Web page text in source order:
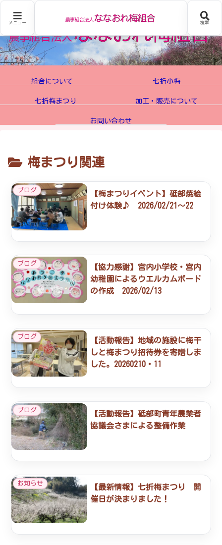
組合について 七折小梅
七折梅まつり 加工・販売について
お問い合わせ
梅まつり関連
ブログ
【梅まつりイベント】砥部焼絵
付け体験♪ 2026/02/21～22
ブログ
【協力感謝】宮内小学校・宮内
幼稚園によるウエルカムボード
の作成 2026/02/13
ブログ
【活動報告】地域の施設に梅干
しと梅まつり招待券を寄贈しま
した。20260210・11
ブログ
【活動報告】砥部町青年農業者
協議会さまによる整備作業
お知らせ
【最新情報】七折梅まつり 開
催日が決まりました！
メニュー 検索